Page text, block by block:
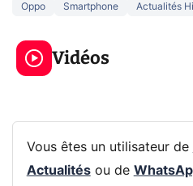
Oppo Smartphone Actualités
Vidéos
3 écrans en 1
319€ ? Voici L'AOC
CQ32G4ZA !
Vous êtes un utilisateur de
Actualitésou de